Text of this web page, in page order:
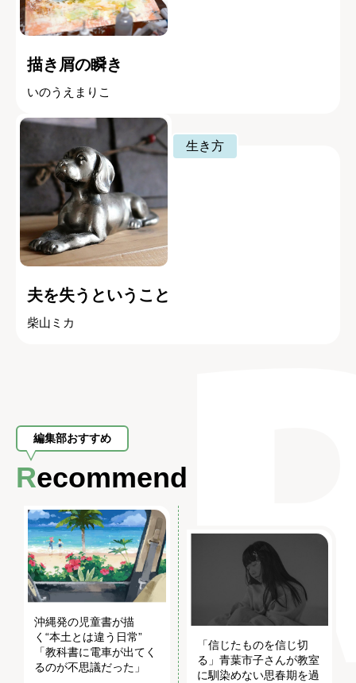
描き屑の瞬き
いのうえまりこ
生き方
夫を失うということ
柴山ミカ
編集部おすすめ
Recommend
沖縄発の児童書が描
く“本土とは違う日常”
「教科書に電車が出てく
るのが不思議だった」
「信じたものを信じ切
る」青葉市子さんが教室
に馴染めない思春期を過